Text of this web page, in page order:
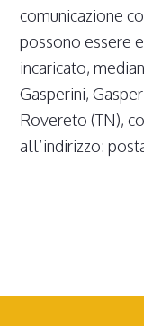
comunicazione
possono essere
incaricato,
Gasperini,
Rovereto (TN),
all’indirizzo: